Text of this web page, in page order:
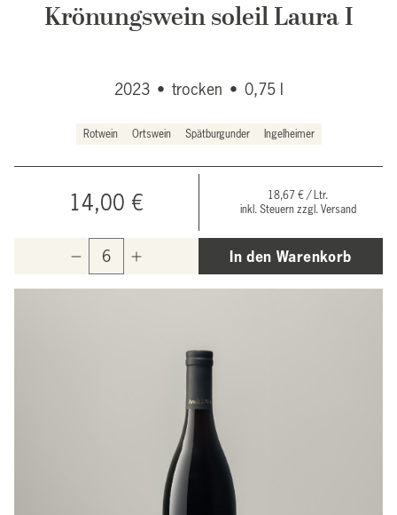
Krönungswein soleil Laura I
2023 • trocken • 0,75 l
Rotwein Ortswein Spätburgunder Ingelheimer
14,00 €
18,67 € / Ltr.
inkl. Steuern zzgl. Versand
In den Warenkorb